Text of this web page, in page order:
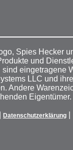
Spies Hecker
und
eingetragene
LLC und
Andere
Eigentümer.
Datenschutzerklärung